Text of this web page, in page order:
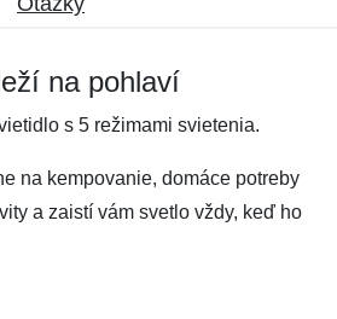
na pohlaví
s 5 režimami svietenia.
na kempovanie, domáce potreby
a zaistí vám svetlo vždy, keď ho